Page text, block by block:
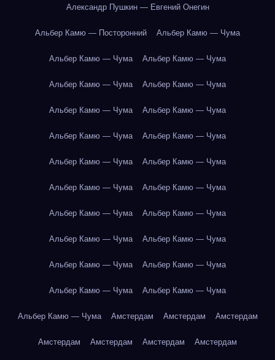
Александр Пушкин — Евгений Онегин
Альбер Камю — Посторонний Альбер Камю — Чума
Альбер Камю — Чума Альбер Камю — Чума
Альбер Камю — Чума Альбер Камю — Чума
Альбер Камю — Чума Альбер Камю — Чума
Альбер Камю — Чума Альбер Камю — Чума
Альбер Камю — Чума Альбер Камю — Чума
Альбер Камю — Чума Альбер Камю — Чума
Альбер Камю — Чума Альбер Камю — Чума
Альбер Камю — Чума Альбер Камю — Чума
Альбер Камю — Чума Альбер Камю — Чума
Альбер Камю — Чума Альбер Камю — Чума
Альбер Камю — Чума Амстердам Амстердам Амстердам
Амстердам Амстердам Амстердам Амстердам